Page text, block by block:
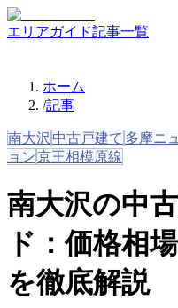
エリアガイド記事一覧
ホーム
/記事
南大沢 中古戸建て 多摩ニ
ョン京王相模原線
南大沢の中
ド：価格相
を徹底解説